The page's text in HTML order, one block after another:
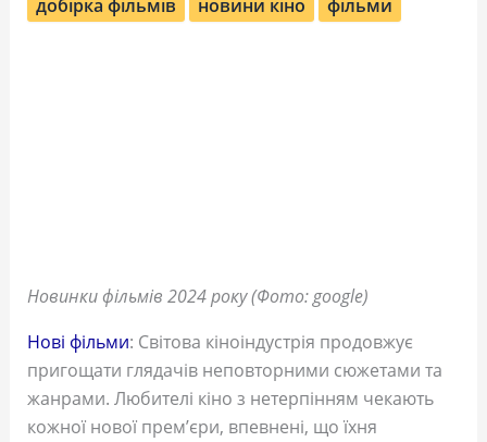
добірка фільмів новини кіно фільми
Новинки фільмів 2024 року (Фото: google)
Нові фільми: Світова кіноіндустрія продовжує
пригощати глядачів неповторними сюжетами та
жанрами. Любителі кіно з нетерпінням чекають
кожної нової прем’єри, впевнені, що їхня